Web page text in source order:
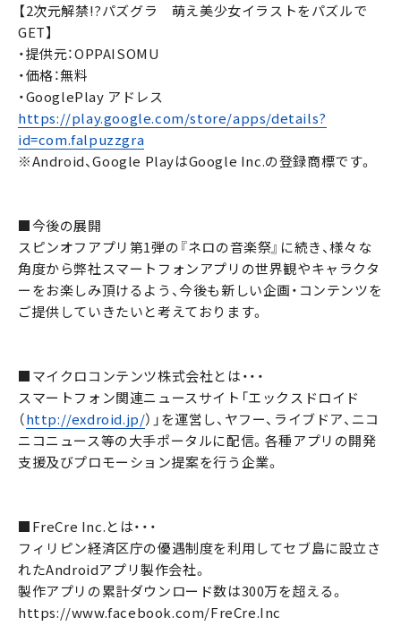
【2次元解禁!?パズグラ 萌え美少女イラストをパズルで
GET】
・提供元：OPPAISOMU
・価格：無料
・GooglePlay アドレス
https://play.google.com/store/apps/details?
id=com.falpuzzgra
※Android、Google PlayはGoogle Inc.の登録商標です。
■今後の展開
スピンオフアプリ第1弾の『ネロの音楽祭』に続き、様々な
角度から弊社スマートフォンアプリの世界観やキャラクタ
ーをお楽しみ頂けるよう、今後も新しい企画・コンテンツを
ご提供していきたいと考えております。
■マイクロコンテンツ株式会社とは・・・
スマートフォン関連ニュースサイト「エックスドロイド
（http://exdroid.jp/）」を運営し、ヤフー、ライブドア、ニコ
ニコニュース等の大手ポータルに配信。各種アプリの開発
支援及びプロモーション提案を行う企業。
■FreCre Inc.とは・・・
フィリピン経済区庁の優遇制度を利用してセブ島に設立さ
れたAndroidアプリ製作会社。
製作アプリの累計ダウンロード数は300万を超える。
https://www.facebook.com/FreCre.Inc